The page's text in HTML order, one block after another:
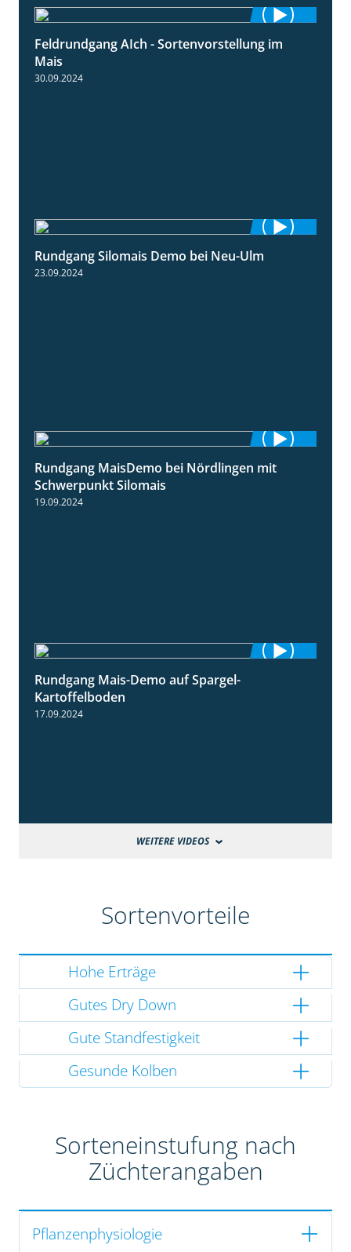
11:24
Feldrundgang AIch - Sortenvorstellung im
Mais
30.09.2024
Rundgang Silomais Demo bei Neu-Ulm
23.09.2024
10:51
Rundgang MaisDemo bei Nördlingen mit
Schwerpunkt Silomais
19.09.2024
Rundgang Mais-Demo auf Spargel-
Kartoffelboden
17.09.2024
WEITERE VIDEOS
Sortenvorteile
Hohe Erträge
Gutes Dry Down
Gute Standfestigkeit
Gesunde Kolben
Sorteneinstufung nach
Züchterangaben
Pflanzenphysiologie